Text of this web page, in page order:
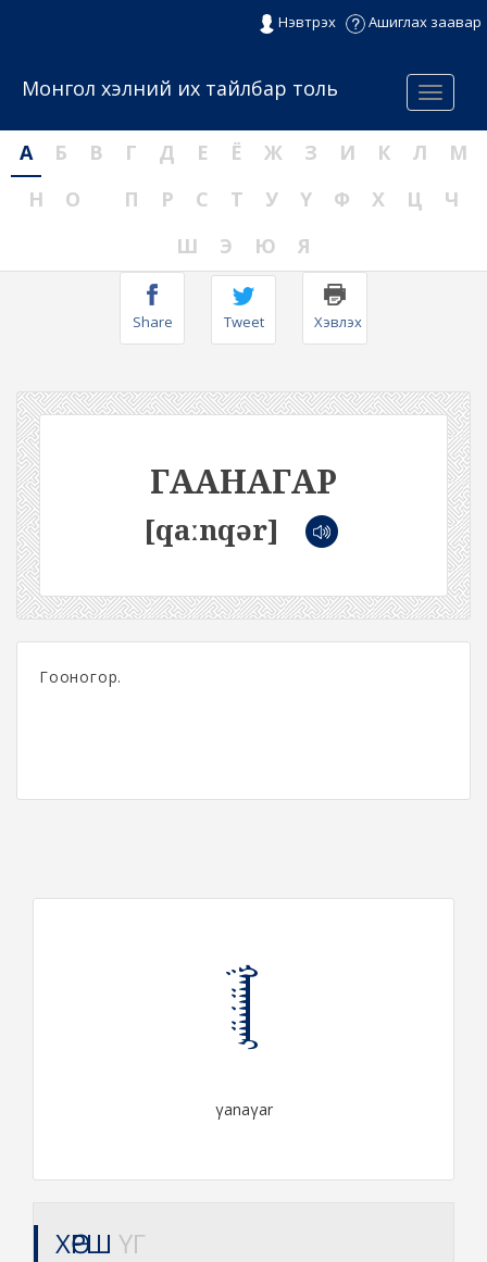
Нэвтрэх Ашиглах заавар
Menu
Монгол хэлний их тайлбар толь
А Б В Г Д Е Ё Ж З И К Л
М
Н
О П Р С Т У Ү Ф Х Ц
Ч
Ш
Э Ю Я
Share Tweet Хэвлэх
ГААНАГАР
[qaːnqər]
Гооногор.
ᠭᠠᠭᠠᠨᠠᠭᠠᠷ
γanaγar
ХӨРШ ҮГ